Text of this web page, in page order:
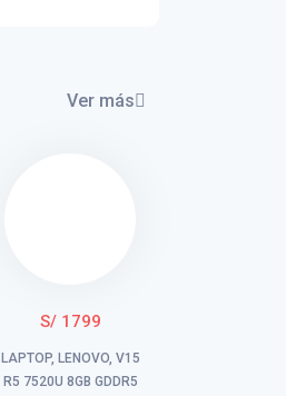
Ver más
S/ 1799
LAPTOP, LENOVO, V15
R5 7520U 8GB GDDR5